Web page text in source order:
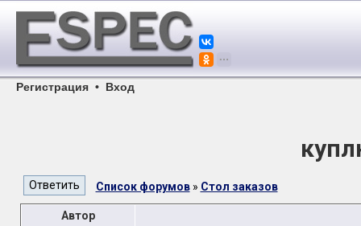
Регистрация • Вход
Список форумов» Стол заказов
Автор